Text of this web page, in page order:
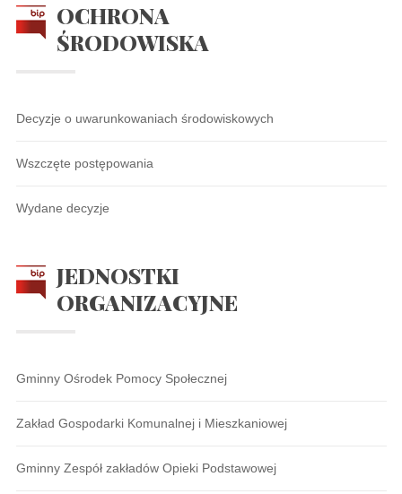
OCHRONA
ŚRODOWISKA
Decyzje o uwarunkowaniach środowiskowych
Wszczęte postępowania
Wydane decyzje
JEDNOSTKI
ORGANIZACYJNE
Gminny Ośrodek Pomocy Społecznej
Zakład Gospodarki Komunalnej i Mieszkaniowej
Gminny Zespół zakładów Opieki Podstawowej